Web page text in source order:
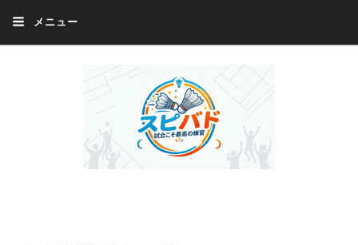
メニュー